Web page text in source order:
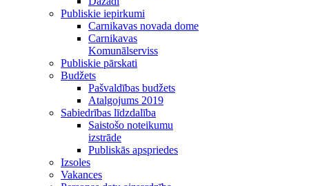
Publiskie iepirkumi
Carnikavas novada dome
Carnikavas
Komunālserviss
Publiskie pārskati
Budžets
Pašvaldības budžets
Atalgojums 2019
Sabiedrības līdzdalība
Saistošo noteikumu
izstrāde
Publiskās apspriedes
Izsoles
Vakances